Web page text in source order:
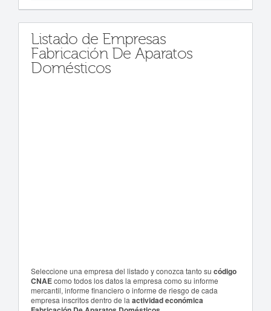
Listado de Empresas
Fabricación De Aparatos
Domésticos
Seleccione una empresa del listado y conozca tanto sucódigo
CNAEcomo todos los datos la empresa como su informe
mercantil, informe financiero o informe de riesgo de cada
empresa inscritos dentro de laactividad económica